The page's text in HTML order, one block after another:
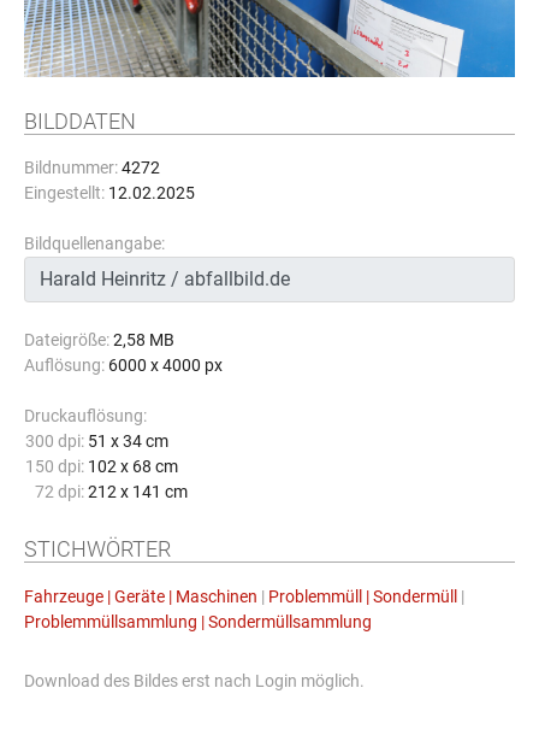
BILDDATEN
Bildnummer:4272
Eingestellt: 12.02.2025
Bildquellenangabe:
Dateigröße:2,58 MB
Auflösung: 6000 x 4000 px
Druckauflösung:
300 dpi: 51 x 34 cm
150 dpi: 102 x 68 cm
72 dpi: 212 x 141 cm
STICHWÖRTER
Fahrzeuge | Geräte | Maschinen | Problemmüll | Sondermüll |
Problemmüllsammlung | Sondermüllsammlung
Download des Bildes erst nach Login möglich.